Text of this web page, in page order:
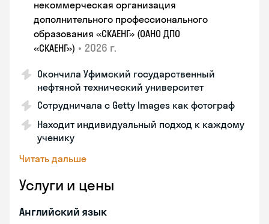
некоммерческая организация
дополнительного профессионального
образования «СКАЕНГ» (ОАНО ДПО
«СКАЕНГ») • 2026 г.
Окончила Уфимский государственный
нефтяной технический университет
Сотрудничала с Getty Images как фотограф
Находит индивидуальный подход к каждому
ученику
Читать дальше
Услуги и цены
Английский язык